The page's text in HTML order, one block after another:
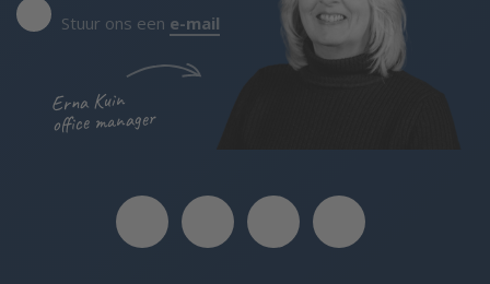
Erna Kuin
office manager
Stuur ons een e-mail